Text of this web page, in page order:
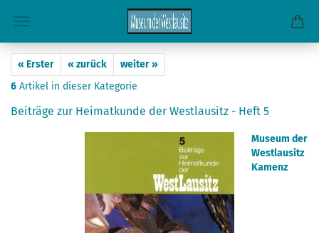
« Erster « zurück
weiter »
6 Artikel in dieser Kategorie
Beiträge zur Heimatkunde der Westlausitz - Heft 5
Museum der
Westlausitz
Kamenz